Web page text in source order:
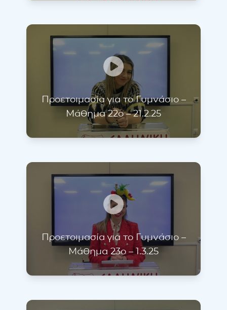
Προετοιμασία για το Γυμνάσιο –
Μάθημα 22ο – 21.2.25
Προετοιμασία για το Γυμνάσιο –
Μάθημα 23ο – 1.3.25